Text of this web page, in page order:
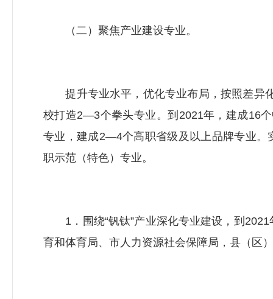
（二）聚焦产业建设专业。
提升专业水平，优化专业布局，按照差异
校打造2—3个拳头专业。到2021年，建成16
专业，建成2—4个高职省级及以上品牌专业。
职示范（特色）专业。
1．围绕“钒钛”产业深化专业建设，到2021
育和体育局、市人力资源社会保障局 ，县（区